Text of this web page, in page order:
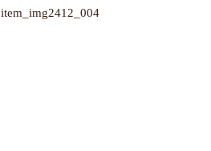
item_img2412_004